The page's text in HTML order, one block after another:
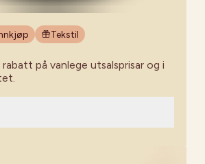
Tekstil
på vanlege utsalsprisar og i